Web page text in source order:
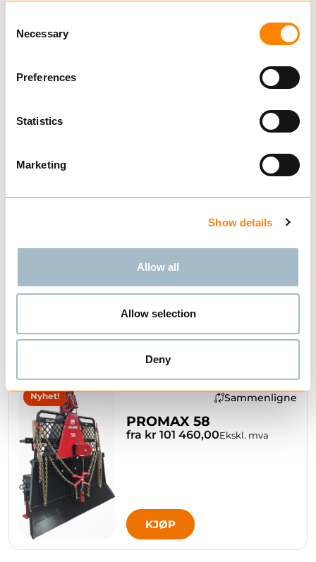
Selection
Necessary
Preferences
Statistics
Marketing
Show details
Allow all
Allow selection
Deny
Ekskl. mva
Sammenligne
KJØP
Nyhet! Sammenligne
PROMAX 58
fra kr 101 460,00Ekskl. mva
KJØP